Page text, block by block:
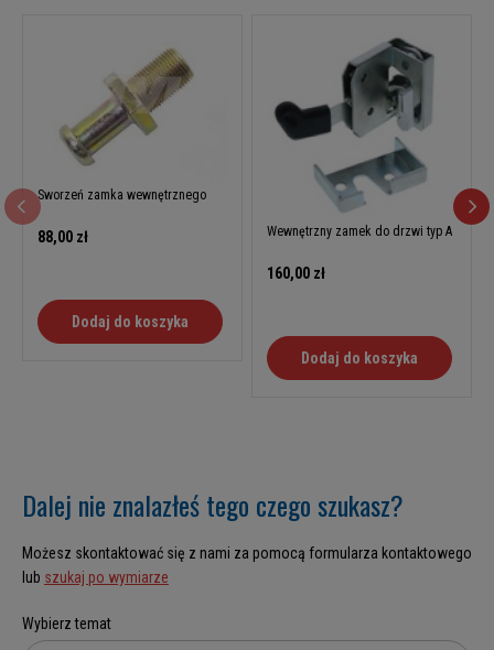
Sworzeń zamka wewnętrznego
88,00 zł
Dodaj do koszyka
Wewnętrzny zamek do drzwi typ A
160,00 zł
Dodaj do koszyka
Dalej nie znalazłeś tego czego szukasz?
Możesz skontaktować się z nami za pomocą formularza kontaktowego
lub szukaj po wymiarze